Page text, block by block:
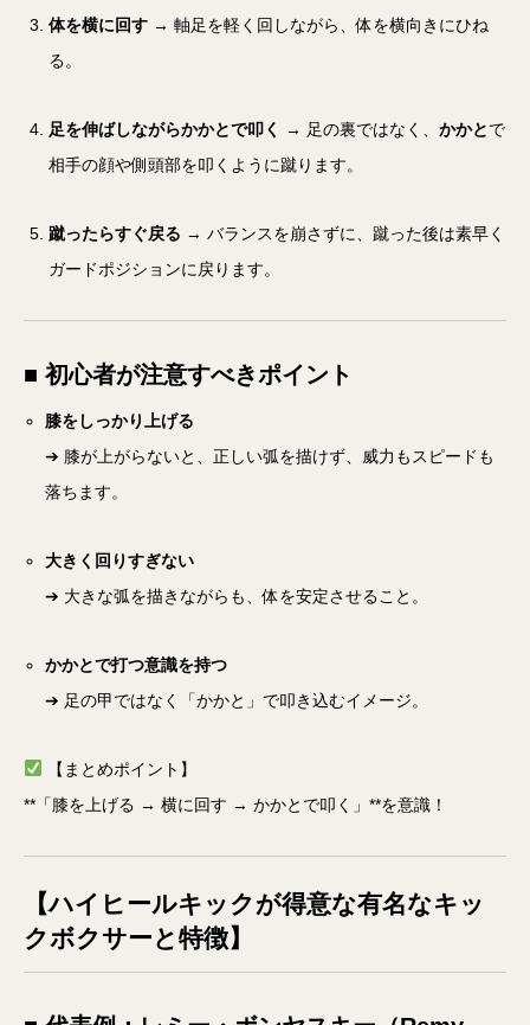
体を横に回す → 軸足を軽く回しながら、体を横向きにひね
る。
足を伸ばしながらかかとで叩く → 足の裏ではなく、 かかとで
相手の顔や側頭部を叩くように蹴ります。
蹴ったらすぐ戻る → バランスを崩さずに、蹴った後は素早く
ガードポジションに戻ります。
■ 初心者が注意すべきポイント
膝をしっかり上げる
➔ 膝が上がらないと、正しい弧を描けず、威力もスピードも
落ちます。
大きく回りすぎない
➔ 大きな弧を描きながらも、体を安定させること。
かかとで打つ意識を持つ
➔ 足の甲ではなく「かかと」で叩き込むイメージ。
【まとめポイント】
**「膝を上げる → 横に回す → かかとで叩く」**を意識！
【ハイヒールキックが得意な有名なキッ
クボクサーと特徴】